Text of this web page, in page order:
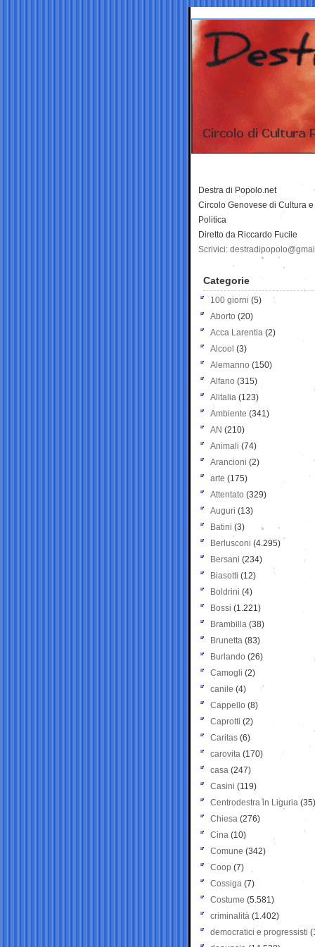
Destra di Popolo.net
Circolo Genovese di Cultura e
Politica
Diretto da Riccardo Fucile
Scrivici:
Categorie
100 giorni (5)
Aborto (20)
Acca Larentia (2)
Alcool (3)
Alemanno (150)
Alfano (315)
Alitalia (123)
Ambiente (341)
AN (210)
Animali (74)
Arancioni (2)
arte (175)
Attentato (329)
Auguri (13)
Batini (3)
Berlusconi (4.295)
Bersani (234)
Biasotti (12)
Boldrini (4)
Bossi (1.221)
Brambilla (38)
Brunetta (83)
Burlando (26)
Camogli (2)
canile (4)
Cappello (8)
Caprotti (2)
Caritas (6)
carovita (170)
casa (247)
Casini (119)
Centrodestra in Liguria (35)
Chiesa (276)
Cina (10)
Comune (342)
Coop (7)
Cossiga (7)
Costume (5.581)
criminalità (1.402)
democratici e progressisti